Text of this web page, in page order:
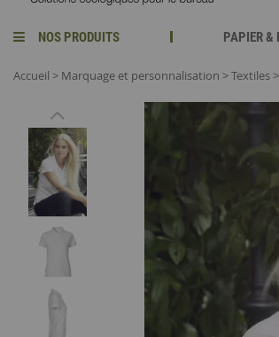
NOS PRODUITS PAPIER &
Accueil > Marquage et personnalisation >Textiles >